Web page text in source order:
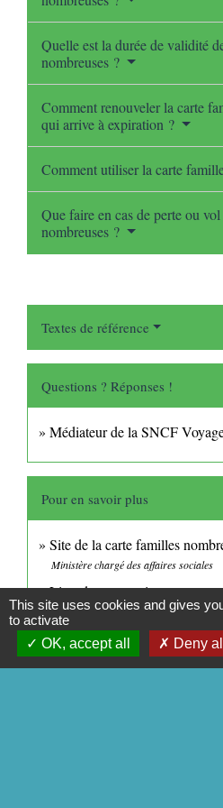
Quelle est la durée de validité
nombreuses ?
Comment renouveler la carte
qui arrive à expiration ?
Comment utiliser la carte
Que faire en cas de perte ou
nombreuses ?
Textes de référence
Questions ? Réponses !
Médiateur de la SNCF
Pour en savoir plus
Site de la carte familles
Ministère chargé des affaires sociales
Liste des partenaires et
nombreusesopen_in_new
Ministère chargé des affaires sociales
This site uses cookies and gives
to activate
OK, accept all
Deny